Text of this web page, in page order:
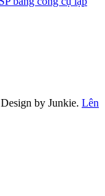
by Junkie. Lên